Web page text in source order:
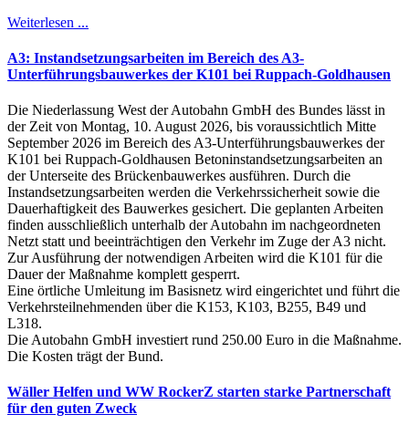
Weiterlesen ...
A3: Instandsetzungsarbeiten im Bereich des A3-
Unterführungsbauwerkes der K101 bei Ruppach-Goldhausen
Die Niederlassung West der Autobahn GmbH des Bundes lässt in
der Zeit von Montag, 10. August 2026, bis voraussichtlich Mitte
September 2026 im Bereich des A3-Unterführungsbauwerkes der
K101 bei Ruppach-Goldhausen Betoninstandsetzungsarbeiten an
der Unterseite des Brückenbauwerkes ausführen. Durch die
Instandsetzungsarbeiten werden die Verkehrssicherheit sowie die
Dauerhaftigkeit des Bauwerkes gesichert. Die geplanten Arbeiten
finden ausschließlich unterhalb der Autobahn im nachgeordneten
Netzt statt und beeinträchtigen den Verkehr im Zuge der A3 nicht.
Zur Ausführung der notwendigen Arbeiten wird die K101 für die
Dauer der Maßnahme komplett gesperrt.
Eine örtliche Umleitung im Basisnetz wird eingerichtet und führt die
Verkehrsteilnehmenden über die K153, K103, B255, B49 und
L318.
Die Autobahn GmbH investiert rund 250.00 Euro in die Maßnahme.
Die Kosten trägt der Bund.
Wäller Helfen und WW RockerZ starten starke Partnerschaft
für den guten Zweck